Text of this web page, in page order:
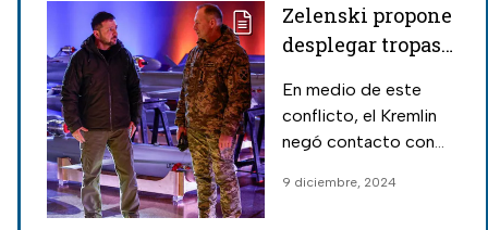
Zelenski propone
desplegar tropas
Ucrania; soldados
norcoreanos ya
En medio de este
conflicto, el Kremlin
negó contacto con
ahora", luego de que el
9 diciembre, 2024